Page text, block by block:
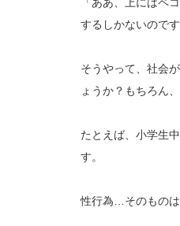
するしかないので
そうやって、社会
ょうか？もちろん
たとえば、小学生
す。
性行為…そのものは